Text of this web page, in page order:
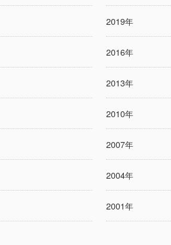
2019年
2016年
2013年
2010年
2007年
2004年
2001年